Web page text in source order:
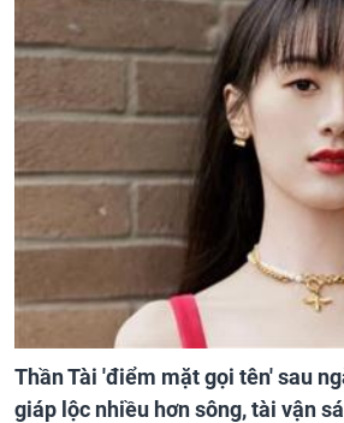
Thần Tài 'điểm mặt gọi tên' sau
giáp lộc nhiều hơn sông, tài vận